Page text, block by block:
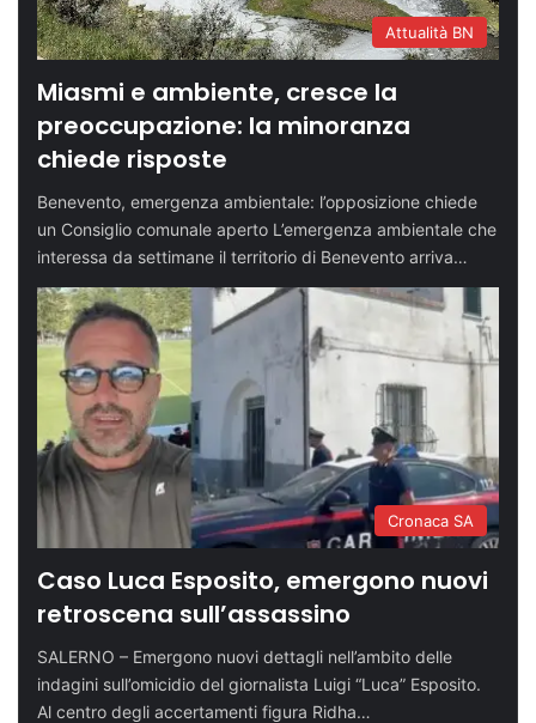
Attualità BN
Miasmi e ambiente, cresce la
preoccupazione: la minoranza
chiede risposte
Benevento, emergenza ambientale: l’opposizione chiede
un Consiglio comunale aperto L’emergenza ambientale che
interessa da settimane il territorio di Benevento arriva…
Cronaca SA
Caso Luca Esposito, emergono nuovi
retroscena sull’assassino
SALERNO – Emergono nuovi dettagli nell’ambito delle
indagini sull’omicidio del giornalista Luigi “Luca” Esposito.
Al centro degli accertamenti figura Ridha…